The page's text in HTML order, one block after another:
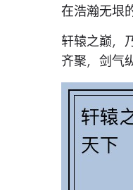
在浩瀚无垠
轩辕之巅，
齐聚，剑气